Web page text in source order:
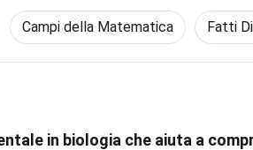
Campi della Matematica Fatti
in biologia che aiuta a